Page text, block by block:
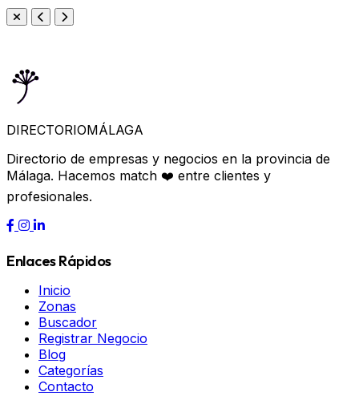
DIRECTORIOMÁLAGA
Directorio de empresas y negocios en la provincia de
Málaga. Hacemos match ❤️ entre clientes y
profesionales.
Enlaces Rápidos
Inicio
Zonas
Buscador
Registrar Negocio
Blog
Categorías
Contacto